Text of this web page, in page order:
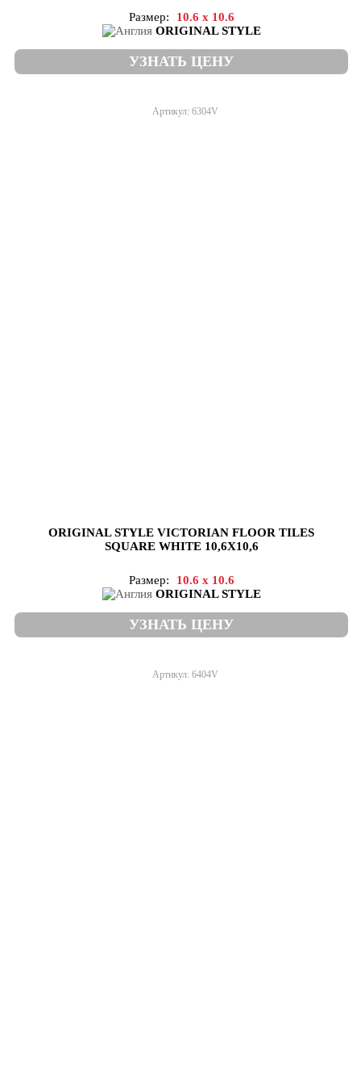
Размер:
10.6 x 10.6
ORIGINAL STYLE
УЗНАТЬ ЦЕНУ
Артикул: 6304V
ORIGINAL STYLE VICTORIAN FLOOR TILES
SQUARE WHITE 10,6X10,6
Размер:
10.6 x 10.6
ORIGINAL STYLE
УЗНАТЬ ЦЕНУ
Артикул: 6404V